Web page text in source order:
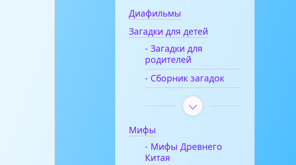
Диафильмы
Загадки для детей
- Загадки для
родителей
- Сборник загадок
Мифы
- Мифы Древнего
Китая